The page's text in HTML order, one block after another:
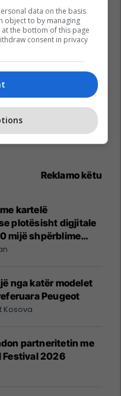
Reklamo këtu
kartelë
plotësisht digjitale
mijë shpërblime
nga katër modelet
Peugeot
Kosova
partneritetin me
Festival 2026
data on the basis
object to by managing
the bottom of this page
consent in privacy